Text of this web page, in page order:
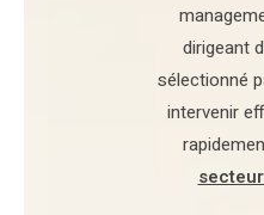
dirigeant
sélectionné
intervenir